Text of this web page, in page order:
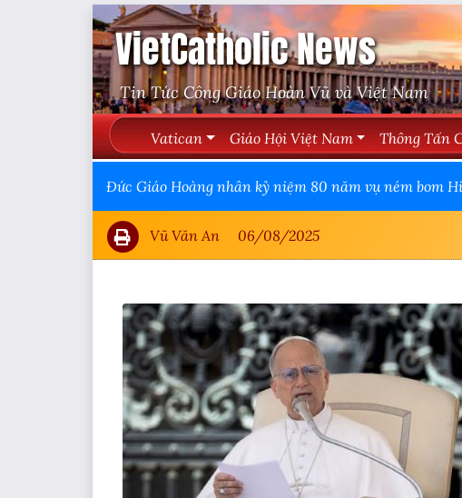
VietCatholic News
Tin Tức Công Giáo Hoàn Vũ và Việt Nam
Vatican Giáo Hội Việt Nam Thông Tấn
Đức Giáo Hoàng nhân kỷ niệm 80 năm vụ ném bom
Vũ Văn An 06/08/2025